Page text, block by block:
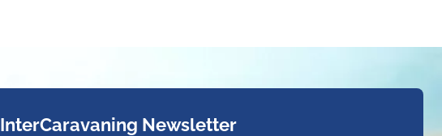
InterCaravaning Newsletter